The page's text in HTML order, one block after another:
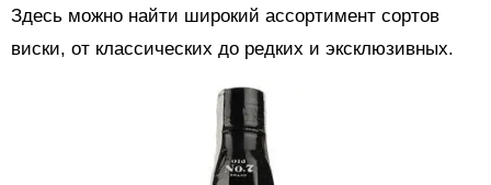
Здесь можно найти широкий ассортимент сортов
виски, от классических до редких и эксклюзивных.